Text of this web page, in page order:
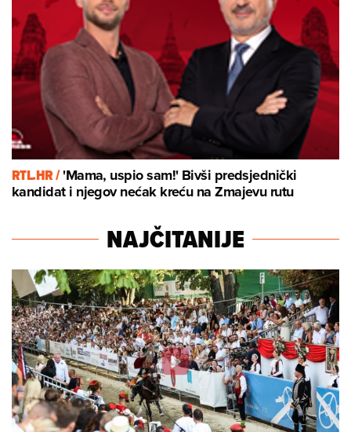
RTL.HR /'Mama, uspio sam!' Bivši predsjednički
kandidat i njegov nećak kreću na Zmajevu rutu
NAJČITANIJE